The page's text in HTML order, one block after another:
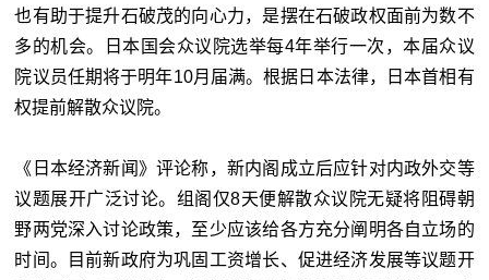
也有助于提升石破茂的向心力，是摆在石破政权面前为数不
多的机会。日本国会众议院选举每4年举行一次，本届众议
院议员任期将于明年10月届满。根据日本法律，日本首相有
权提前解散众议院。
《日本经济新闻》评论称，新内阁成立后应针对内政外交等
议题展开广泛讨论。组阁仅8天便解散众议院无疑将阻碍朝
野两党深入讨论政策，至少应该给各方充分阐明各自立场的
时间。目前新政府为巩固工资增长、促进经济发展等议题开